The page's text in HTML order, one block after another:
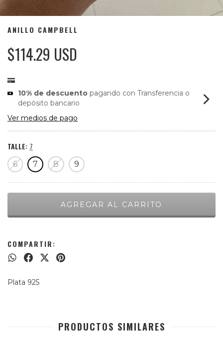
ANILLO CAMPBELL
$114.29 USD
10% de descuento pagando con Transferencia o
depósito bancario
Ver medios de pago
TALLE: 7
6 7 8 9
COMPARTIR:
Plata 925
PRODUCTOS SIMILARES